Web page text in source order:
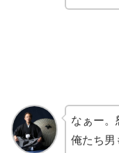
なぁー。
俺たち男